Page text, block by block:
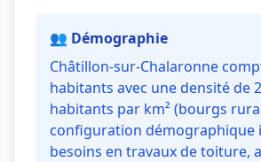
👥 Démographie
Châtillon-sur-Chalaronne
habitants avec une densité de
habitants par km² (bourgs
configuration démographique
besoins en travaux de toiture,